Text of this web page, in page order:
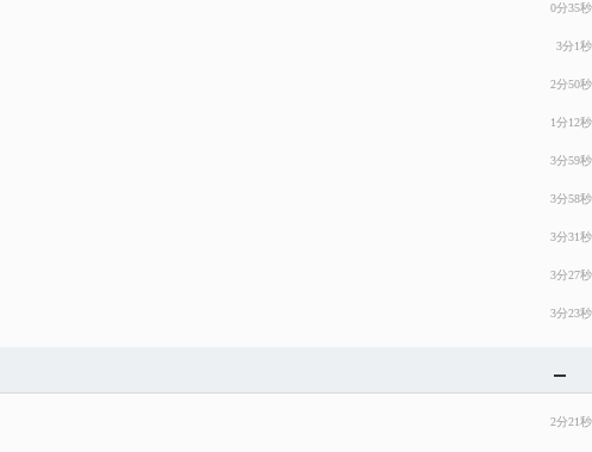
0分35秒
3分1秒
2分50秒
1分12秒
3分59秒
3分58秒
3分31秒
3分27秒
3分23秒
2分21秒